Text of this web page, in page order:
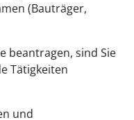
(Bauträger,
beantragen, sind Sie
Tätigkeiten
und